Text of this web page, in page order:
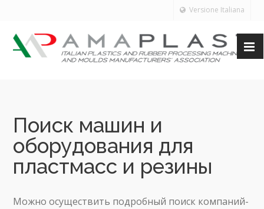
Versione Italiana
Поиск машин и
оборудования для
пластмасс и резины
Можно осуществить подробный поиск компаний-